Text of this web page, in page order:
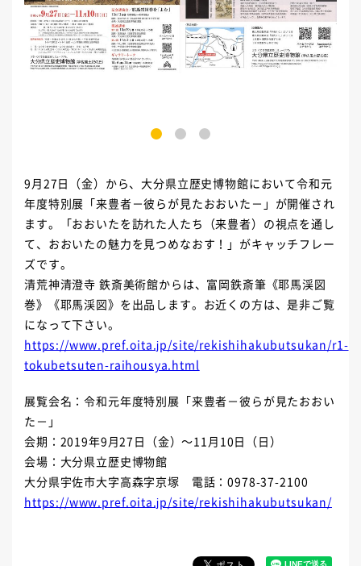
3
9月27日（金）から、大分県立歴史博物館において令和元
年度特別展「来豊者－彼らが見たおおいた－」が開催され
ます。「おおいたを訪れた人たち（来豊者）の視点を通し
て、おおいたの魅力を見つめなおす！」がキャッチフレー
ズです。
清荒神清澄寺 鉄斎美術館からは、富岡鉄斎筆《耶馬渓図
巻》《耶馬渓図》を出品します。お近くの方は、是非ご覧
になって下さい。
https://www.pref.oita.jp/site/rekishihakubutsukan/r1-
tokubetsuten-raihousya.html
展覧会名：令和元年度特別展「来豊者－彼らが見たおおい
た－」
会期：2019年9月27日（金）～11月10日（日）
会場：大分県立歴史博物館
大分県宇佐市大字高森字京塚 電話：0978-37-2100
https://www.pref.oita.jp/site/rekishihakubutsukan/